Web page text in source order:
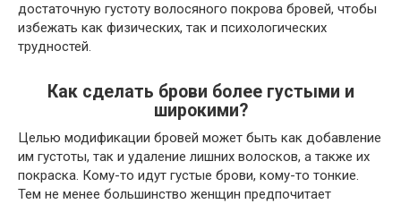
достаточную густоту волосяного покрова бровей, чтобы
избежать как физических, так и психологических
трудностей.
Как сделать брови более густыми и
широкими?
Целью модификации бровей может быть как добавление
им густоты, так и удаление лишних волосков, а также их
покраска. Кому-то идут густые брови, кому-то тонкие.
Тем не менее большинство женщин предпочитает